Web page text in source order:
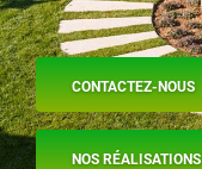
CONTACTEZ-NOUS
NOS RÉALISATIONS